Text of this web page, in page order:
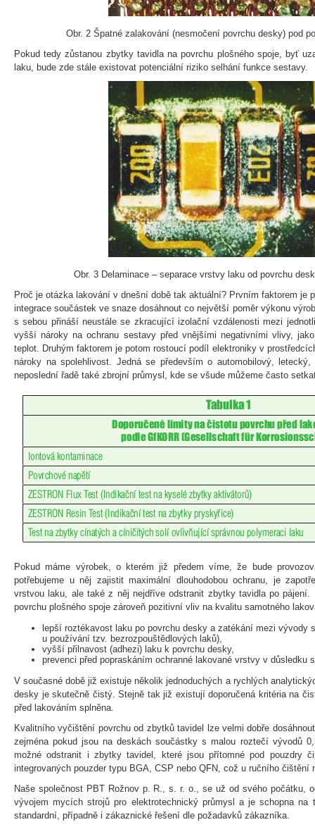
Obr. 2 Špatné zalakování (nesmočení povrchu desky) pod
Pokud tedy zůstanou zbytky tavidla na povrchu plošného spoje, byť
laku, bude zde stále existovat potenciální riziko selhání funkce sestavy.
Obr. 3 Delaminace – separace vrstvy laku od povrchu
Proč je otázka lakování v dnešní době tak aktuální? Prvním faktorem je
integrace součástek ve snaze dosáhnout co největší poměr výkonu
s sebou přináší neustále se zkracující izolační vzdálenosti mezi
vyšší nároky na ochranu sestavy před vnějšími negativními vlivy,
teplot. Druhým faktorem je potom rostoucí podíl elektroniky v
nároky na spolehlivost. Jedná se především o automobilový,
neposlední řadě také zbrojní průmysl, kde se všude můžeme často
Pokud máme výrobek, o kterém již předem víme, že bude
potřebujeme u něj zajistit maximální dlouhodobou ochranu, je
vrstvou laku, ale také z něj nejdříve odstranit zbytky tavidla po
povrchu plošného spoje zároveň pozitivní vliv na kvalitu samotného
lepší roztékavost laku po povrchu desky a zatékání mezi vývody
u používání tzv. bezrozpouštědlových laků),
vyšší přilnavost (adhezi) laku k povrchu desky,
prevenci před popraskáním ochranné lakované vrstvy v důsledku
V současné době již existuje několik jednoduchých a rychlých
desky je skutečně čistý. Stejně tak již existují doporučená kritéria na
před lakováním splněna.
Kvalitního vyčištění povrchu od zbytků tavidel lze velmi dobře
zejména pokud jsou na deskách součástky s malou roztečí vývodů
možné odstranit i zbytky tavidel, které jsou přítomné pod pouzdry
integrovaných pouzder typu BGA, CSP nebo QFN, což u ručního čištění
Naše společnost PBT Rožnov p. R., s. r. o., se už od svého počátku,
vývojem mycích strojů pro elektrotechnický průmysl a je schopna na
standardní, případně i zákaznické řešení dle požadavků zákazníka.